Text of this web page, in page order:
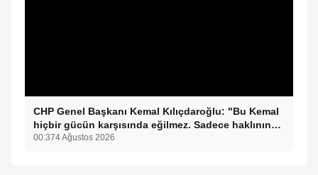
CHP Genel Başkanı Kemal Kılıçdaroğlu: "Bu Kemal
hiçbir gücün karşısında eğilmez. Sadece haklının
önünde eğiliriz."
00:374 Ağustos 2026